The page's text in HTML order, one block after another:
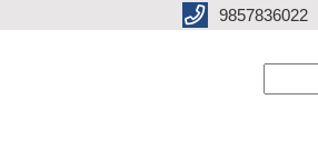
9857836022